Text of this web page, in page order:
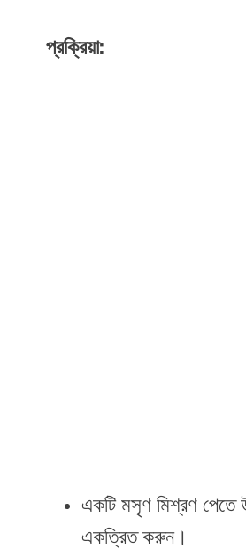
প্রক্রিয়া:
একটি মসৃণ মিশ্রণ পেতে
একত্রিত করুন।